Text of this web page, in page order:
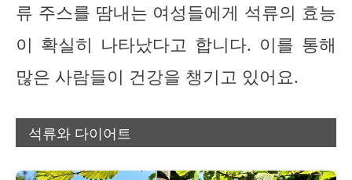
류 주스를 땀내는 여성들에게 석류의 효능
이 확실히 나타났다고 합니다. 이를 통해
많은 사람들이 건강을 챙기고 있어요.
석류와 다이어트